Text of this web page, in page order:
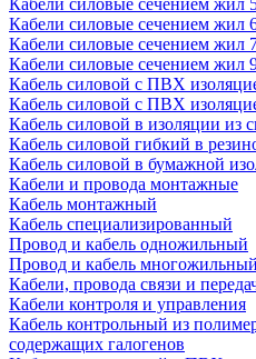
Кабели силовые сечением жил
Кабели силовые сечением жил
Кабели силовые сечением жил
Кабели силовые сечением жил
Кабель силовой с ПВХ
Кабель силовой с ПВХ
Кабель силовой в изоляции из
Кабель силовой гибкий в
Кабель силовой в бумажной
Кабели и провода монтажные
Кабель монтажный
Кабель специализированный
Провод и кабель одножильный
Провод и кабель
Кабели, провода связи и
Кабели контроля и управления
Кабель контрольный из
содержащих галогенов